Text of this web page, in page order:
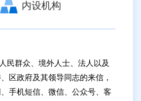
局
内设机构
民群众、境外人士、法人以及
区政府及其领导同志的来信，
手机短信、微信、公众号、客